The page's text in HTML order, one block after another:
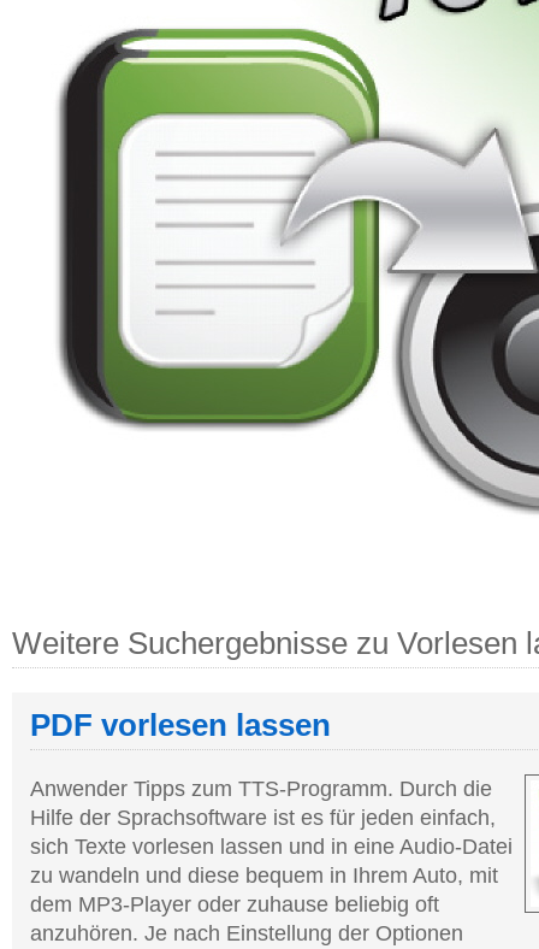
Weitere Suchergebnisse zu Vorlesen
PDF vorlesen lassen
Anwender Tipps zum TTS-Programm. Durch die
Hilfe der Sprachsoftware ist es für jeden einfach,
sich Texte vorlesen lassen und in eine Audio-Datei
zu wandeln und diese bequem in Ihrem Auto, mit
dem MP3-Player oder zuhause beliebig oft
anzuhören. Je nach Einstellung der Optionen